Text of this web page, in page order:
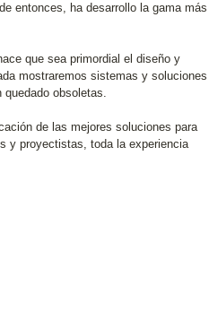
entonces, ha desarrollo la gama más
que sea primordial el diseño y
mostraremos sistemas y soluciones
obsoletas.
de las mejores soluciones para
y proyectistas, toda la experiencia